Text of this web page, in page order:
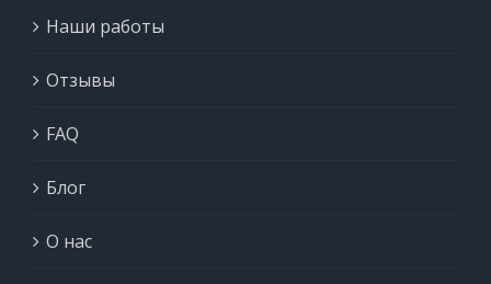
Наши работы
Отзывы
FAQ
Блог
О нас